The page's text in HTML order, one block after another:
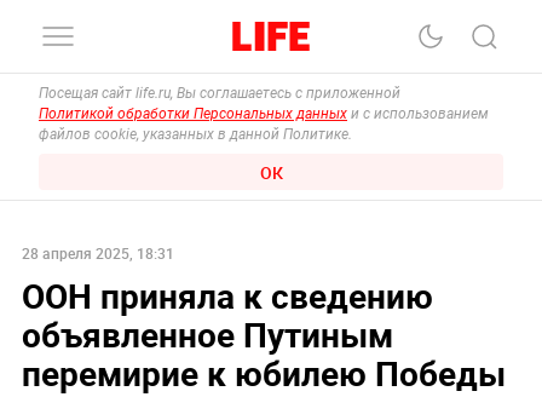
Посещая сайт life.ru, Вы соглашаетесь с приложенной
Политикой обработки Персональных данных и с использованием
файлов cookie, указанных в данной Политике.
ОК
28 апреля 2025, 18:31
ООН приняла к сведению
объявленное Путиным
перемирие к юбилею Победы